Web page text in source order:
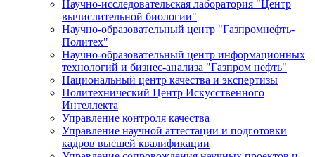
Научно-исследовательская лаборатория "Центр
вычислительной биологии"
Научно-образовательный центр "Газпромнефть-
Политех"
Научно-образовательный центр информационных
технологий и бизнес-анализа "Газпром нефть"
Национальный центр качества и экспертизы
Политехнический Центр Искусственного
Интеллекта
Управление контроля качества
Управление научной аттестации и подготовки
кадров высшей квалификации